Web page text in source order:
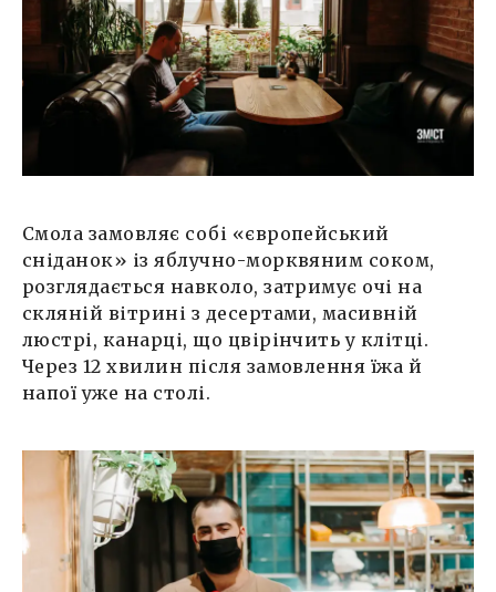
Смола замовляє собі «європейський
сніданок» із яблучно-морквяним соком,
розглядається навколо, затримує очі на
скляній вітрині з десертами, масивній
люстрі, канарці, що цвірінчить у клітці.
Через 12 хвилин після замовлення їжа й
напої уже на столі.